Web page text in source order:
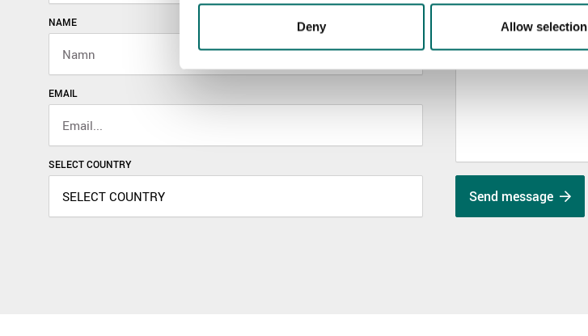
Deny Allow selection
NAME
EMAIL
SELECT COUNTRY
Send message